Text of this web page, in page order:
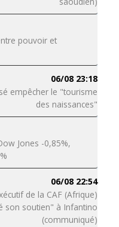
pouvoir et
06/08 23:18
empêcher le "tourisme
des naissances"
Jones -0,85%,
06/08 22:54
de la CAF (Afrique)
son soutien" à Infantino
(communiqué)